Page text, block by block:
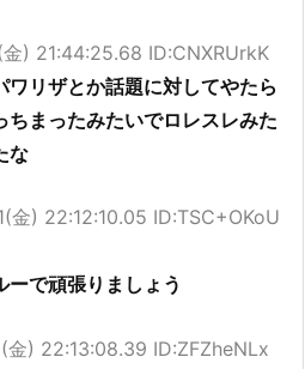
) 21:44:25.68 ID:CNXRUrkK
リザとか話題に対してやたら
まったみたいでロレスレみた
な
金) 22:12:10.05 ID:TSC+OKoU
ーで頑張りましょう
) 22:13:08.39 ID:ZFZheNLx